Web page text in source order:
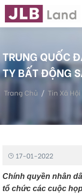
TRUNG QUỐC
TY BẤT ĐỘNG
Trang Chủ
Tin Xã Hội
Trung Quốc Đẩy
17-01-2022
Chính quyền nhân
tổ chức các cuộc